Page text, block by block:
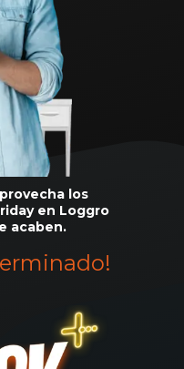
los
en Loggro
acaben.